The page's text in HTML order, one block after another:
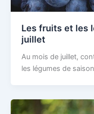
Les fruits et les
juillet
Au mois de juillet,
les légumes de